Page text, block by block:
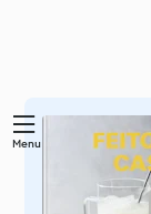
Saltar
Menu